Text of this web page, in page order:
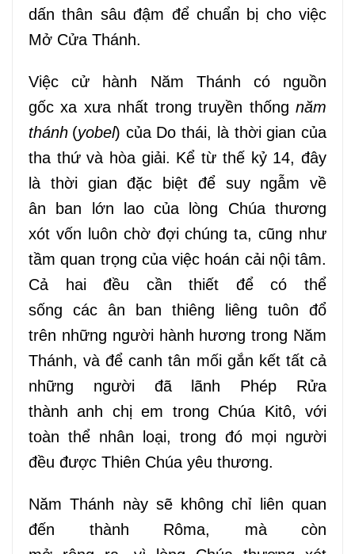
dấn thân sâu đậm để chuẩn bị cho việc
Mở Cửa Thánh.
Việc cử hành Năm Thánh có nguồn
gốc xa xưanhất trongtruyền thốngnăm
thánh (yobel) của Do thái, là thời gian của
tha thứ và hòa giải. Kể từ thế kỷ 14, đây
là thời gian đặc biệt để suy ngẫm về
ân
ban lớn laocủa lòng Chúathương
xót vốn
luôn chờ đợi chúng ta, cũng như
tầm quan trọng của việc hoán cải nội tâm.
Cả hai đều cần thiết để có thể
sống các ân ban thiêng liêng tuôn đổ
trên những người hành hương trong Năm
Thánh, và để canh tân mối gắn kết tất cả
những người đã
lãnh Phép Rửa
thànhanh chị em trong Chúa Kitô, với
toàn thể nhân loại, trong đó mọi người
đều được Thiên Chúa yêu thương.
Năm Thánh này sẽ không chỉ liên quan
đến thành Rôma, mà còn